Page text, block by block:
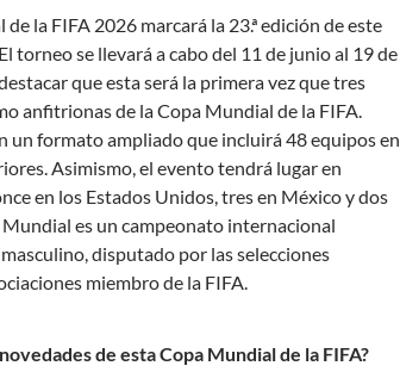
la FIFA 2026 marcará la 23.ª edición de este
torneo se llevará a cabo del 11 de junio al 19 de
que esta será la primera vez que tres
anfitrionas de la Copa Mundial de la FIFA.
un formato ampliado que incluirá 48 equipos en
Asimismo, el evento tendrá lugar en
en los Estados Unidos, tres en México y dos
Mundial es un campeonato internacional
disputado por las selecciones
miembro de la FIFA.
de esta Copa Mundial de la FIFA?